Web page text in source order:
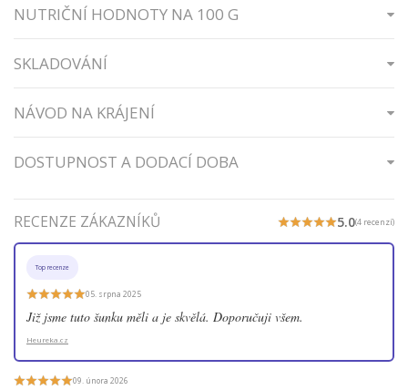
NUTRIČNÍ HODNOTY NA 100 G
SKLADOVÁNÍ
NÁVOD NA KRÁJENÍ
DOSTUPNOST A DODACÍ DOBA
RECENZE ZÁKAZNÍKŮ 5.0(4 recenzí)
Top recenze
05. srpna 2025
Již jsme tuto šunku měli a je skvělá. Doporučuji všem.
Heureka.cz
09. února 2026